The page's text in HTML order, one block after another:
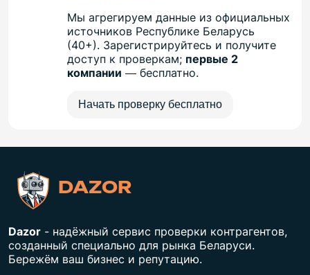
Мы агрегируем данные из официальных
источников Республике Беларусь
(40+). Зарегистрируйтесь и получите
доступ к проверкам; первые 2
компании — бесплатно.
Начать проверку бесплатно
DAZOR
Dazor - надёжный сервис проверки контрагентов,
созданный специально для рынка Беларуси.
Бережём ваш бизнес и репутацию.